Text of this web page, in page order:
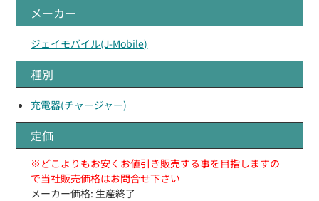
メーカー
ジェイモバイル(J-Mobile)
種別
充電器(チャージャー)
定価
※どこよりもお安くお値引き販売する事を目指しますの
で当社販売価格はお問合せ下さい
メーカー価格: 生産終了